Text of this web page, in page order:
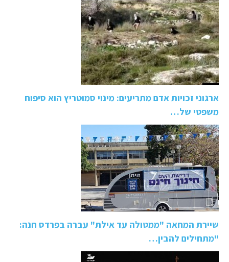
ארגוני זכויות אדם מתריעים: מינוי סמוטריץ הוא סיפוח
משפטי של…
שיירת המחאה "ממטולה עד אילת" עברה בפרדס חנה:
"מתחילים להבין…